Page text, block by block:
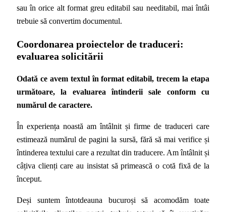
sau în orice alt format greu editabil sau needitabil, mai întâi
trebuie să convertim documentul.
Coordonarea proiectelor de traduceri:
evaluarea solicitării
Odată ce avem textul în format editabil, trecem la etapa
următoare, la evaluarea întinderii sale conform cu
numărul de caractere.
În experiența noastă am întâlnit și firme de traduceri care
estimează numărul de pagini la sursă, fără să mai verifice și
întinderea textului care a rezultat din traducere. Am întâlnit și
câțiva clienți care au insistat să primească o cotă fixă de la
început.
Deși suntem întotdeauna bucuroși să acomodăm toate